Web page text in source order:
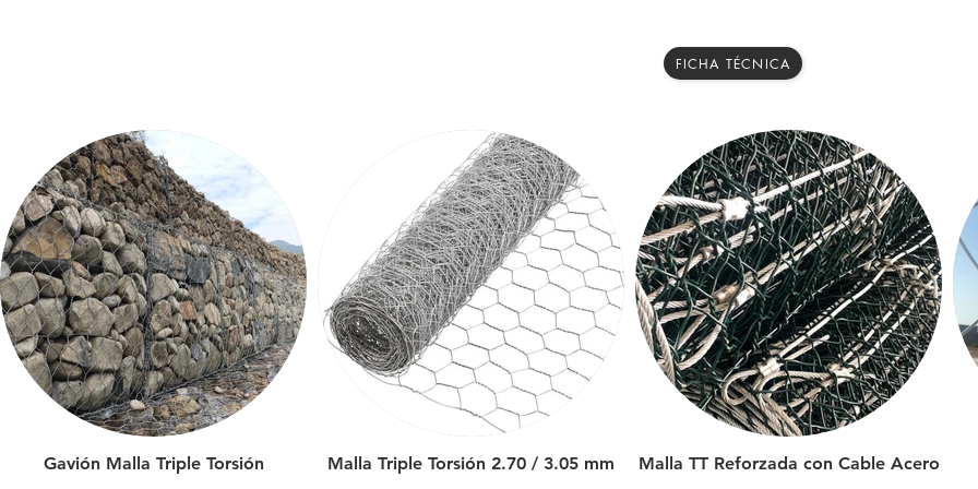
FICHA TÉCNICA
Gavión Malla Triple Torsión Malla Triple Torsión 2.70 / 3.05 mm Malla TT Reforzada con Cable Acero